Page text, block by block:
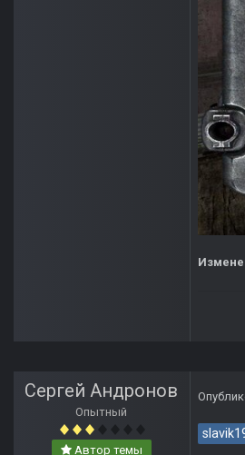
Сергей Андронов
Опытный
Автор темы